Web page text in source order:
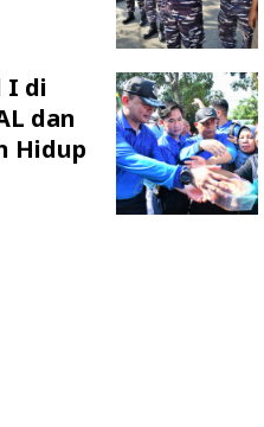
I di
dan
Hidup